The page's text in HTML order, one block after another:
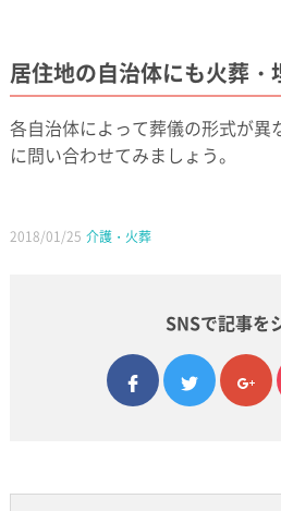
居住地の自治体にも火葬・
各自治体によって葬儀の形式が異
に問い合わせてみましょう。
2018/01/25 介護・火葬
SNSで記事を
facebook
twitter